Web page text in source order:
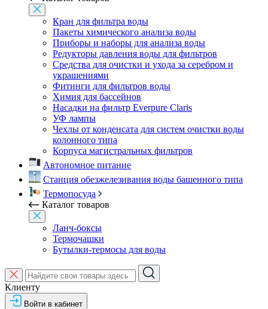
Кран для фильтра воды
Пакеты химического анализа воды
Приборы и наборы для анализа воды
Редукторы давления воды для фильтров
Средства для очистки и ухода за серебром и
украшениями
Фитинги для фильтров воды
Химия для бассейнов
Насадки на фильтр Everpure Claris
УФ лампы
Чехлы от конденсата для систем очистки воды
колонного типа
Корпуса магистральных фильтров
Автономное питание
Станция обезжелезивания воды башенного типа
Термопосуда
Каталог товаров
Ланч-боксы
Термочашки
Бутылки-термосы для воды
Клиенту
Войти в кабинет